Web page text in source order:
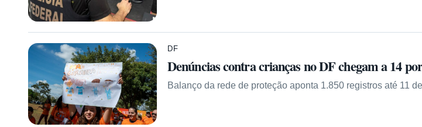
DF
Denúncias contra crianças no DF chegam a 14
Balanço da rede de proteção aponta 1.850 registros até 11